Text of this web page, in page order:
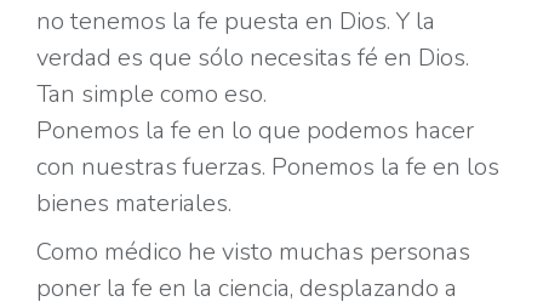
no tenemos la fe puesta en Dios. Y la
verdad es que sólo necesitas fé en Dios.
Tan simple como eso.
Ponemos la fe en lo que podemos hacer
con nuestras fuerzas. Ponemos la fe en los
bienes materiales.
Como médico he visto muchas personas
poner la fe en la ciencia, desplazando a